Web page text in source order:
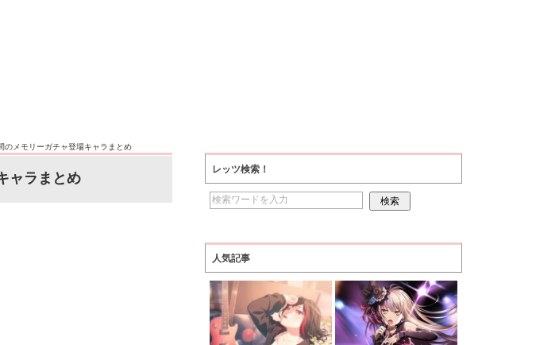
のメモリーガチャ登場キャラまとめ
ャラまとめ
レッツ検索！
人気記事